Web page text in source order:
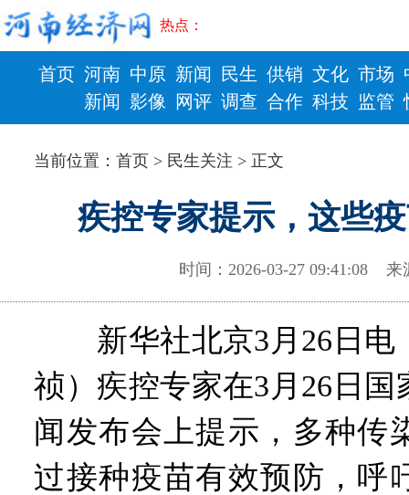
热点：
首页 河南
新闻
中原
影像
新闻
网评
民生
调查
供销
合作
文化
科技
市场
监管
财政 健康
当前位置：首页 > 民生关注 > 正文
疾控专家提示，这些
时间：2026-03-27 09:41:08
新华社北京3月26日电
祯）疾控专家在3月26日
闻发布会上提示，多种传
过接种疫苗有效预防，呼